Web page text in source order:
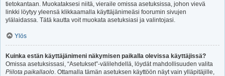
tietokantaan. Muokataksesi niitä, vieraile omissa asetuksissa, johon vievä
linkki löytyy yleensä klikkaamalla käyttäjänimeäsi foorumin sivujen
ylälaidassa. Tätä kautta voit muokata asetuksiasi ja valintojasi.
Ylös
Kuinka estän käyttäjänimeni näkymisen paikalla olevissa käyttäjissä?
Omissa asetuksissasi, “Asetukset”-välilehdellä, löydät mahdollisuuden valita
Piilota paikallaolo. Ottamalla tämän asetuksen käyttöön näyt vain ylläpitäjille,